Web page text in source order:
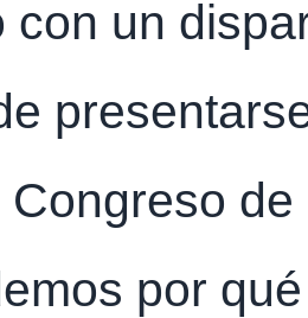
con un
Congreso
por